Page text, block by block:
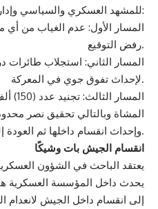
للمشهد العسكري والسياسي وإدارة الحرب على ثلاث مسارات:
المسار الأول: عدم الغياب من أي
رفض التوقيع.
المسار الثاني: استجلاب طائرات
لإحداث تفوق جوي في المعركة.
المشاة وبالتالي تحقيق نصر
وإحداث انقسام داخلها ثم العودة إلى منبر جدة.
انقسام الجيش بات وشيكًا
يعتقد الباحث في الشؤون
يحدث داخل المؤسسة العسكرية
إلى انقسام داخل الجيش لانعدام